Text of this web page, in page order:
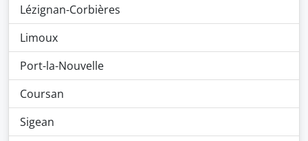
Lézignan-Corbières
Limoux
Port-la-Nouvelle
Coursan
Sigean